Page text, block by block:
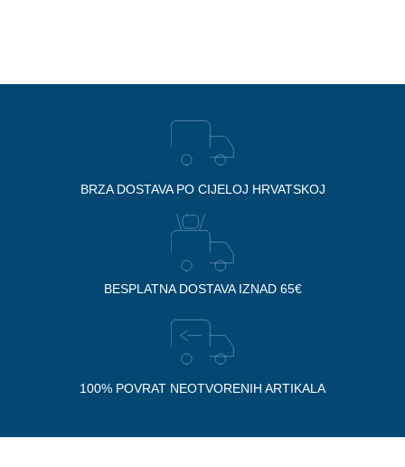
BRZA DOSTAVA PO CIJELOJ HRVATSKOJ
BESPLATNA DOSTAVA IZNAD 65€
100% POVRAT NEOTVORENIH ARTIKALA